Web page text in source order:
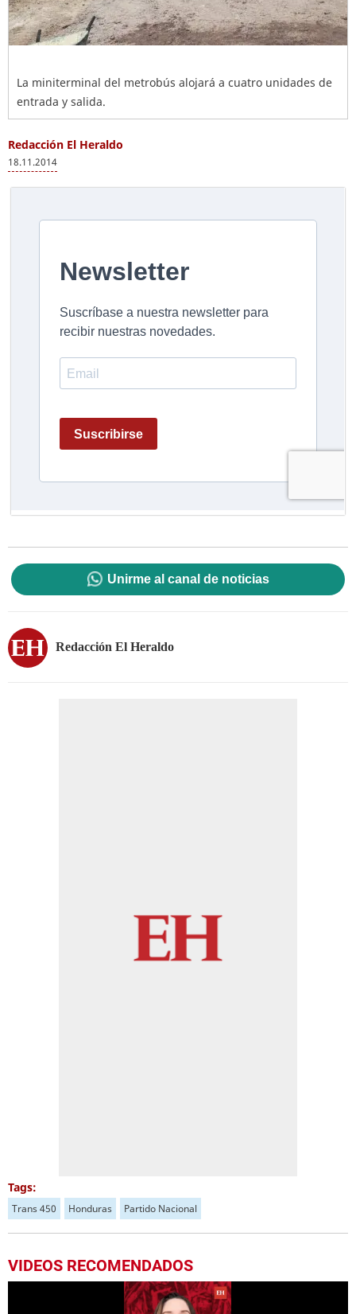
La miniterminal del metrobús alojará a cuatro unidades de
entrada y salida.
Redacción El Heraldo
18.11.2014
Unirme al canal de noticias
Redacción El Heraldo
Tags:
Trans 450 Honduras Partido Nacional
VIDEOS RECOMENDADOS